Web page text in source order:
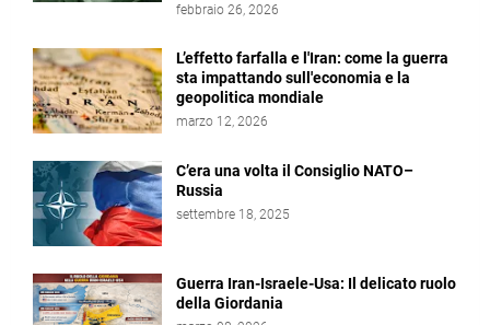
febbraio 26, 2026
L’effetto farfalla e l'Iran: come la guerra
sta impattando sull'economia e la
geopolitica mondiale
marzo 12, 2026
C’era una volta il Consiglio NATO–
Russia
settembre 18, 2025
Guerra Iran-Israele-Usa: Il delicato ruolo
della Giordania